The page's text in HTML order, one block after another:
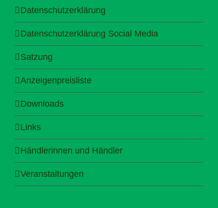
Datenschutzerklärung
Datenschutzerklärung Social Media
Satzung
Anzeigenpreisliste
Downloads
Links
Händlerinnen und Händler
Veranstaltungen